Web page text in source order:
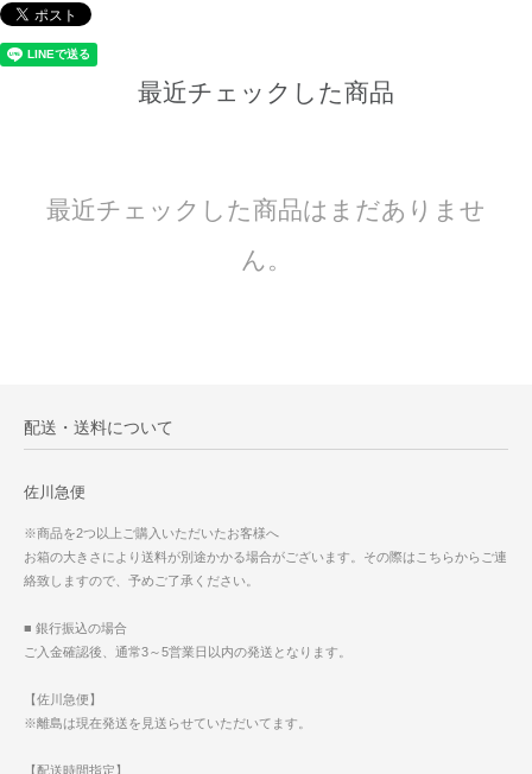
最近チェックした商品
最近チェックした商品はまだありませ
ん。
配送・送料について
佐川急便
※商品を2つ以上ご購入いただいたお客様へ
お箱の大きさにより送料が別途かかる場合がございます。その際はこちらからご連
絡致しますので、予めご了承ください。
■ 銀行振込の場合
ご入金確認後、通常3～5営業日以内の発送となります。
【佐川急便】
※離島は現在発送を見送らせていただいてます。
【配送時間指定】